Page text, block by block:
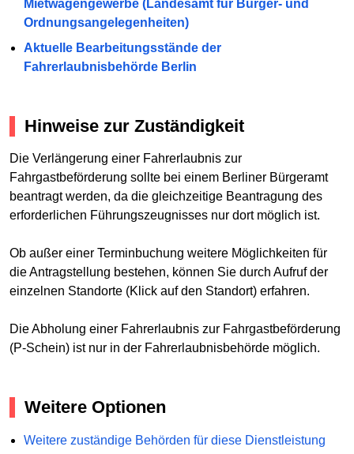
Mietwagengewerbe (Landesamt für Bürger- und
Ordnungsangelegenheiten)
Aktuelle Bearbeitungsstände der
Fahrerlaubnisbehörde Berlin
Hinweise zur Zuständigkeit
Die Verlängerung einer Fahrerlaubnis zur
Fahrgastbeförderung sollte bei einem Berliner Bürgeramt
beantragt werden, da die gleichzeitige Beantragung des
erforderlichen Führungszeugnisses nur dort möglich ist.
Ob außer einer Terminbuchung weitere Möglichkeiten für
die Antragstellung bestehen, können Sie durch Aufruf der
einzelnen Standorte (Klick auf den Standort) erfahren.
Die Abholung einer Fahrerlaubnis zur Fahrgastbeförderung
(P-Schein) ist nur in der Fahrerlaubnisbehörde möglich.
Weitere Optionen
Weitere zuständige Behörden für diese Dienstleistung